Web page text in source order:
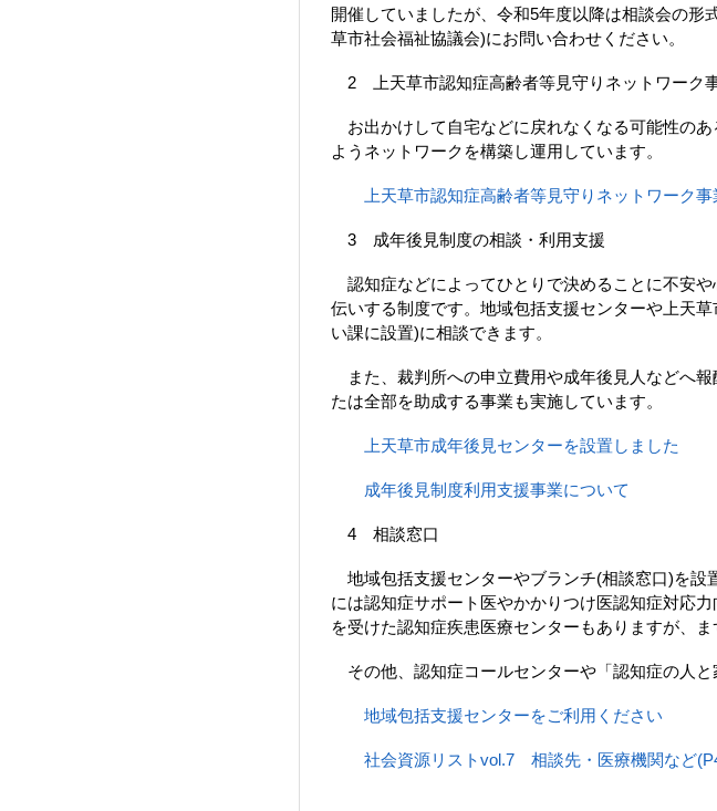
開催していましたが、令和5年度以降は相談会の
草市社会福祉協議会)にお問い合わせください。
2 上天草市認知症高齢者等見守りネットワーク
お出かけして自宅などに戻れなくなる可能性の
ようネットワークを構築し運用しています。
上天草市認知症高齢者等見守りネットワーク事
3 成年後見制度の相談・利用支援
認知症などによってひとりで決めることに不安
伝いする制度です。地域包括支援センターや上天
い課に設置)に相談できます。
また、裁判所への申立費用や成年後見人などへ
たは全部を助成する事業も実施しています。
上天草市成年後見センターを設置しました
成年後見制度利用支援事業について
4 相談窓口
地域包括支援センターやブランチ(相談窓口)を設
には認知症サポート医やかかりつけ医認知症対応
を受けた認知症疾患医療センターもありますが、
その他、認知症コールセンターや「認知症の人と
地域包括支援センターをご利用ください
社会資源リストvol.7 相談先・医療機関など